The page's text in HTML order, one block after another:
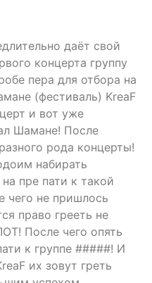
даёт свой
концерта группу
пера для отбора на
(фестиваль) KreaF
и вот уже
Шамане! После
рода концерты!
набирать
пре пати к такой
чего не пришлось
право грееть не
После чего опять
к группе #####! И
их зовут греть